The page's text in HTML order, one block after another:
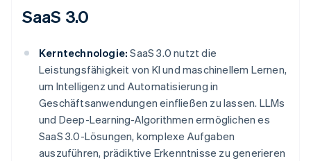
SaaS 3.0
Kerntechnologie: SaaS 3.0 nutzt die
Leistungsfähigkeit von KI und maschinellem Lernen,
um Intelligenz und Automatisierung in
Geschäftsanwendungen einfließen zu lassen. LLMs
und Deep-Learning-Algorithmen ermöglichen es
SaaS 3.0-Lösungen, komplexe Aufgaben
auszuführen, prädiktive Erkenntnisse zu generieren